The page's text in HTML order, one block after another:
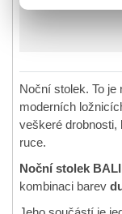
Noční stolek. To
moderních
veškeré drobnosti,
ruce.
Noční stolek
kombinaci barev